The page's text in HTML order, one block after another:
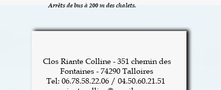
Clos Riante Colline - 351 chemin des
Fontaines - 74290 Talloires
Tel: 06.78.58.22.06 / 04.50.60.21.51
Arrêts de bus à 200 m des chalets.